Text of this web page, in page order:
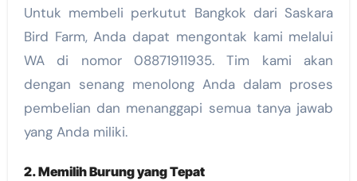
Untuk membeli perkutut Bangkok dari Saskara
Bird Farm, Anda dapat mengontak kami melalui
WA di nomor 08871911935. Tim kami akan
dengan senang menolong Anda dalam proses
pembelian dan menanggapi semua tanya jawab
yang Anda miliki.
2. Memilih Burung yang Tepat